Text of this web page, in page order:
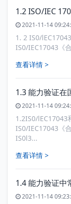
1.2 ISO/IEC
2021-11-14
1. 2 IS0/
IS0/IEC17043《
查看详情 >
1.3 能力验证在
2021-11-14
1.2IS0/lEC17043
IS0/IEC17043《
IS0l3...
查看详情 >
1.4 能力验证中
2021-11-14